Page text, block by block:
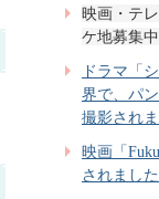
映画・テ
ケ地募集
ドラマ「
界で、パ
撮影されま
映画「
されました